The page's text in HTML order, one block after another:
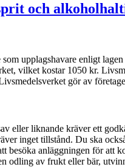
och
upplagshavare enligt
vilket kostar 1050 kr.
gör av
eller liknande kräver ett
inget tillstånd. Du ska
besöka anläggningen för
odling av frukt eller bär,